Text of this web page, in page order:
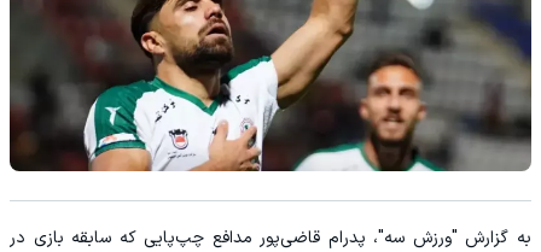
به گزارش "ورزش سه"، پدرام قاضی‌پور مدافع چپ‌پایی که سابقه بازی در